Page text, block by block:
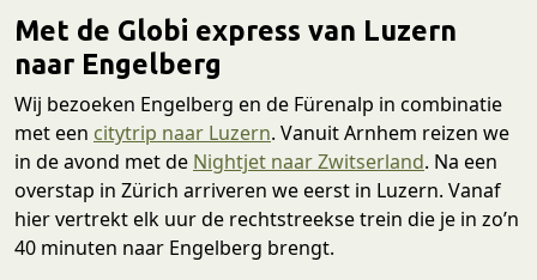
Met de Globi express van Luzern
naar Engelberg
Wij bezoeken Engelberg en de Fürenalp in combinatie
met een citytrip naar Luzern. Vanuit Arnhem reizen we
in de avond met de Nightjet naar Zwitserland. Na een
overstap in Zürich arriveren we eerst in Luzern. Vanaf
hier vertrekt elk uur de rechtstreekse trein die je in zo’n
40 minuten naar Engelberg brengt.